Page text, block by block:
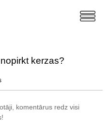
kerzas?
komentārus redz visi